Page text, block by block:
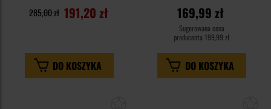
191,20 zł
285,00 zł
DO KOSZYKA
169,99 zł
Sugerowana cena
producenta 199,99 zł
DO KOSZYKA